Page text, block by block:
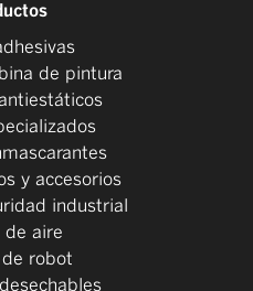
de pintura
y accesorios
industrial
de aire
de robot